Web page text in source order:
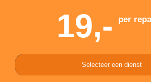
19,- per
Selecteer een dienst